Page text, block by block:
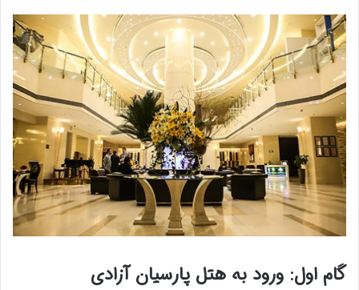
گام اول: ورود به هتل پارسیان آزادی